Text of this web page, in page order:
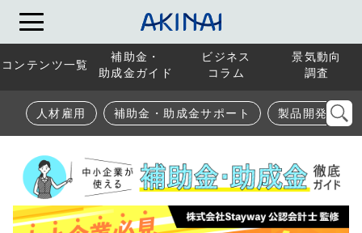
コンテンツ一覧
補助金・
助成金ガイド
ビジネス
コラム
景気動向
調査
人材雇用 補助金・助成金サポート 製品開発